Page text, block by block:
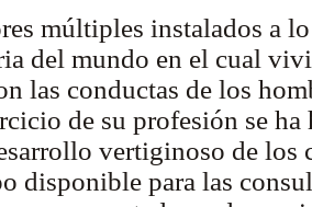
múltiples instalados a
del mundo en el cual
las conductas de los
de su profesión se
vertiginoso de los
disponible para las